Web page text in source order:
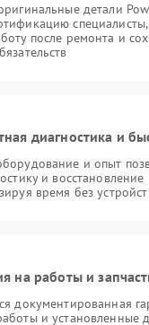
детали
специалисты,
после ремонта и
диагностика и
и опыт
и
время без
на работы и
документированная
и установленные